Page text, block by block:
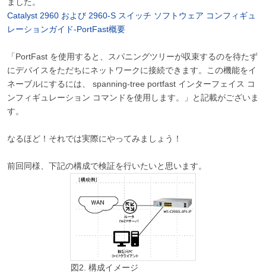
ました。
Catalyst 2960 および 2960-S スイッチ ソフトウェア コンフィギュ
レーションガイド-PortFast概要
「PortFast を使用すると、スパニングツリーが収束するのを待たず
にデバイスをただちにネットワークに接続できます。この機能をイ
ネーブルにするには、 spanning-tree portfast インターフェイス コ
ンフィギュレーション コマンドを使用します。」と記載がございま
す。
なるほど！それでは実際にやってみましょう！
前回同様、下記の構成で検証を行いたいと思います。
図2. 構成イメージ